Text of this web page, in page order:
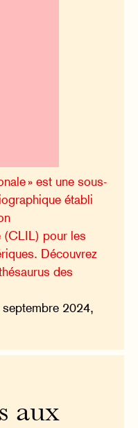
» est une sous-
établi
(CLIL) pour les
Découvrez
des
septembre 2024,
aux